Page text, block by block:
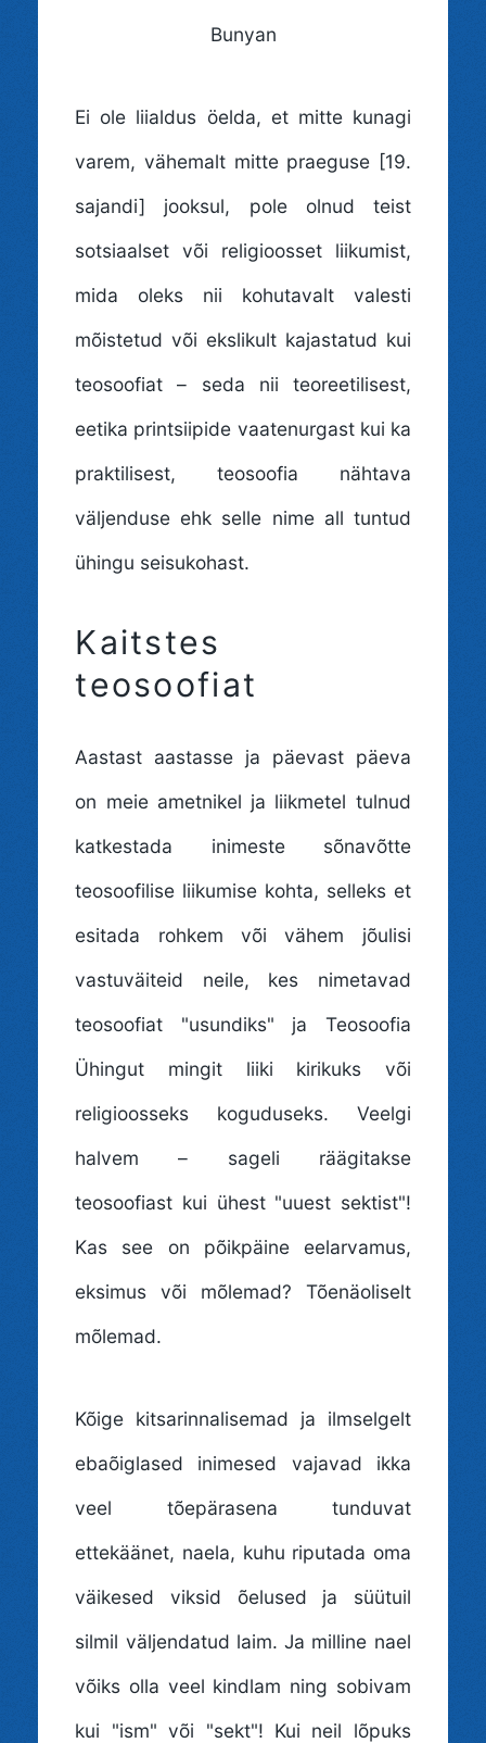
Bunyan
Ei ole liialdus öelda, et mitte kunagi
varem, vähemalt mitte praeguse [19.
sajandi] jooksul, pole olnud teist
sotsiaalset või religioosset liikumist,
mida oleks nii kohutavalt valesti
mõistetud või ekslikult kajastatud kui
teosoofiat – seda nii teoreetilisest,
eetika printsiipide vaatenurgast kui ka
praktilisest, teosoofia nähtava
väljenduse ehk selle nime all tuntud
ühingu seisukohast.
Kaitstes
teosoofiat
Aastast aastasse ja päevast päeva
on meie ametnikel ja liikmetel tulnud
katkestada inimeste sõnavõtte
teosoofilise liikumise kohta, selleks et
esitada rohkem või vähem jõulisi
vastuväiteid neile, kes nimetavad
teosoofiat "usundiks" ja Teosoofia
Ühingut mingit liiki kirikuks või
religioosseks koguduseks. Veelgi
halvem – sageli räägitakse
teosoofiast kui ühest "uuest sektist"!
Kas see on põikpäine eelarvamus,
eksimus või mõlemad? Tõenäoliselt
mõlemad.
Kõige kitsarinnalisemad ja ilmselgelt
ebaõiglased inimesed vajavad ikka
veel tõepärasena tunduvat
ettekäänet, naela, kuhu riputada oma
väikesed viksid õelused ja süütuil
silmil väljendatud laim. Ja milline nael
võiks olla veel kindlam ning sobivam
kui "ism" või "sekt"! Kui neil lõpuks